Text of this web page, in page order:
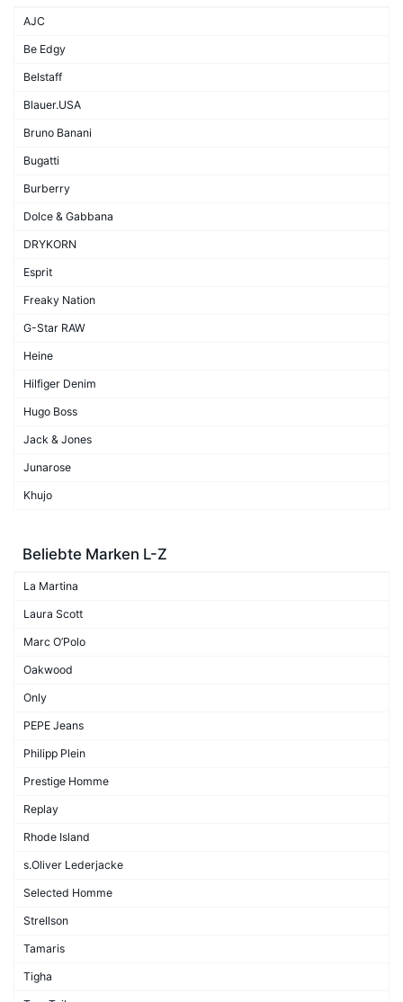
AJC
Be Edgy
Belstaff
Blauer.USA
Bruno Banani
Bugatti
Burberry
Dolce & Gabbana
DRYKORN
Esprit
Freaky Nation
G-Star RAW
Heine
Hilfiger Denim
Hugo Boss
Jack & Jones
Junarose
Khujo
Beliebte Marken L-Z
La Martina
Laura Scott
Marc O’Polo
Oakwood
Only
PEPE Jeans
Philipp Plein
Prestige Homme
Replay
Rhode Island
s.Oliver Lederjacke
Selected Homme
Strellson
Tamaris
Tigha